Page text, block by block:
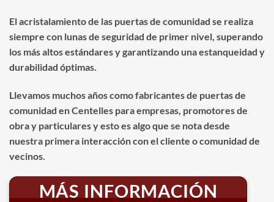
El acristalamiento de las puertas de comunidad se realiza
siempre con lunas de seguridad de primer nivel, superando
los más altos estándares y garantizando una estanqueidad y
durabilidad óptimas.
Llevamos muchos años como fabricantes de puertas de
comunidad en Centelles para empresas, promotores de
obra y particulares y esto es algo que se nota desde
nuestra primera interacción con el cliente o comunidad de
vecinos.
MÁS INFORMACIÓN